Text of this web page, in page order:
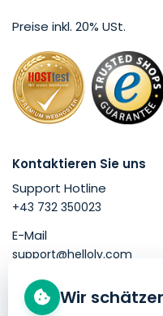
Preise inkl. 20% USt.
Kontaktieren Sie uns
Support Hotline
+43 732 350023
E-Mail
support@helloly.com
Gut zu wissen
Wir